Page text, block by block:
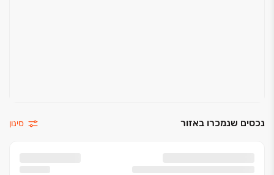
נכסים שנמכרו באזור סינון